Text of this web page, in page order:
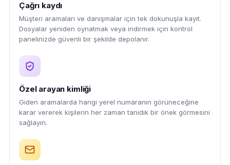
Çağrı kaydı
Müşteri aramaları ve danışmalar için tek dokunuşla kayıt.
Dosyalar yeniden oynatmak veya indirmek için kontrol
panelinizde güvenli bir şekilde depolanır.
Özel arayan kimliği
Giden aramalarda hangi yerel numaranın görüneceğine
karar vererek kişilerin her zaman tanıdık bir önek görmesini
sağlayın.